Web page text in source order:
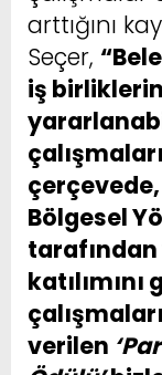
arttığını
Seçer,
iş
Bölgesel
verilen